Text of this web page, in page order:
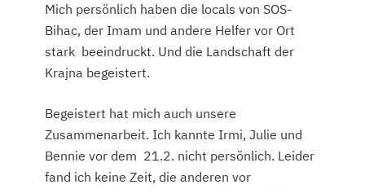
Mich persönlich haben die locals von SOS-
Bihac, der Imam und andere Helfer vor Ort
stark beeindruckt. Und die Landschaft der
Krajna begeistert.
Begeistert hat mich auch unsere
Zusammenarbeit. Ich kannte Irmi, Julie und
Bennie vor dem 21.2. nicht persönlich. Leider
fand ich keine Zeit, die anderen vor